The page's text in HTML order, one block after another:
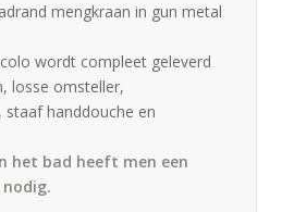
mengkraan in gun metal
wordt compleet geleverd
losse omsteller,
handdouche en
het bad heeft men een